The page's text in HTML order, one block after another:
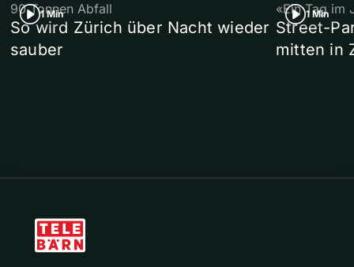
1 Min
90 Tonnen Abfall
So wird Zürich über Nacht wieder
sauber
1 Min
«Ein Tag im
Street-
mitten in